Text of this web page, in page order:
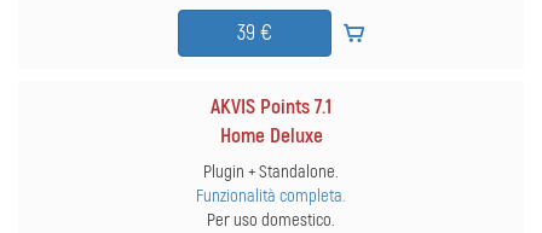
39 €
AKVIS Points 7.1
Home Deluxe
Plugin + Standalone.
Funzionalità completa.
Per uso domestico.